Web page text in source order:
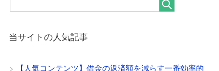
当サイトの人気記事
【人気コンテンツ】借金の返済額を減らす一番効率的